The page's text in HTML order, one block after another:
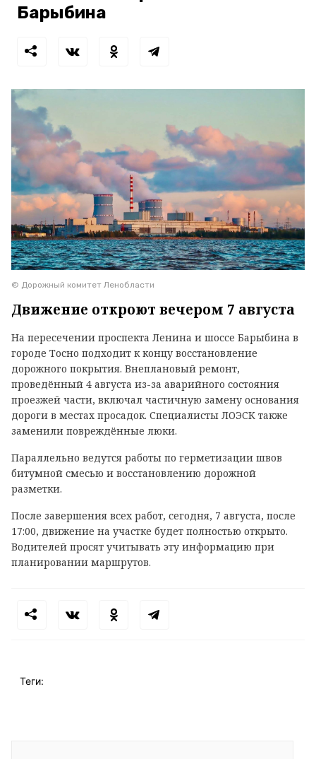
Барыбина
© Дорожный комитет Ленобласти
Движение откроют вечером 7 августа
На пересечении проспекта Ленина и шоссе Барыбина в
городе Тосно подходит к концу восстановление
дорожного покрытия. Внеплановый ремонт,
проведённый 4 августа из-за аварийного состояния
проезжей части, включал частичную замену основания
дороги в местах просадок. Специалисты ЛОЭСК также
заменили повреждённые люки.
Параллельно ведутся работы по герметизации швов
битумной смесью и восстановлению дорожной
разметки.
После завершения всех работ, сегодня, 7 августа, после
17:00, движение на участке будет полностью открыто.
Водителей просят учитывать эту информацию при
планировании маршрутов.
Теги: